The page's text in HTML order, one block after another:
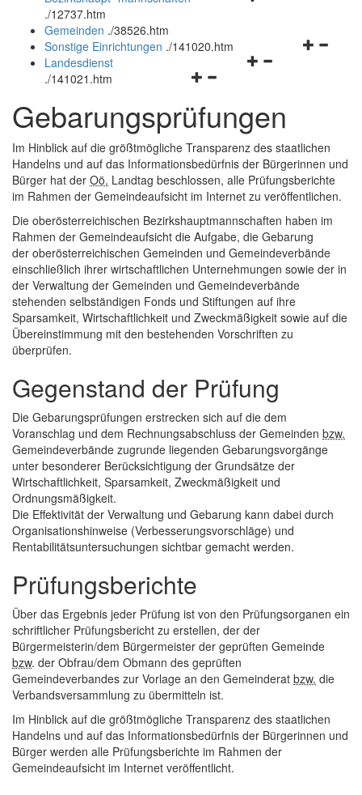
./12737.htm
Gemeinden ./38526.htm
Navigationsmenü
schließen
Sonstige Einrichtungen ./141020.htm
Navigationsmenü
und
schließen
Landesdienst
./141021.htm
Gebarungsprüfungen
Im Hinblick auf die größtmögliche Transparenz des staatlichen
Handelns und auf das Informationsbedürfnis der Bürgerinnen und
Bürger hat der Oö. Landtag beschlossen, alle Prüfungsberichte
im Rahmen der Gemeindeaufsicht im Internet zu veröffentlichen.
Die oberösterreichischen Bezirkshauptmannschaften haben im
Rahmen der Gemeindeaufsicht die Aufgabe, die Gebarung
der oberösterreichischen Gemeinden und Gemeindeverbände
einschließlich ihrer wirtschaftlichen Unternehmungen sowie der in
der Verwaltung der Gemeinden und Gemeindeverbände
stehenden selbständigen Fonds und Stiftungen auf ihre
Sparsamkeit, Wirtschaftlichkeit und Zweckmäßigkeit sowie auf die
Übereinstimmung mit den bestehenden Vorschriften zu
überprüfen.
Gegenstand der Prüfung
Die Gebarungsprüfungen erstrecken sich auf die dem
Voranschlag und dem Rechnungsabschluss der Gemeinden bzw.
Gemeindeverbände zugrunde liegenden Gebarungsvorgänge
unter besonderer Berücksichtigung der Grundsätze der
Wirtschaftlichkeit, Sparsamkeit, Zweckmäßigkeit und
Ordnungsmäßigkeit.
Die Effektivität der Verwaltung und Gebarung kann dabei durch
Organisationshinweise (Verbesserungsvorschläge) und
Rentabilitätsuntersuchungen sichtbar gemacht werden.
Prüfungsberichte
Über das Ergebnis jeder Prüfung ist von den Prüfungsorganen ein
schriftlicher Prüfungsbericht zu erstellen, der der
Bürgermeisterin/dem Bürgermeister der geprüften Gemeinde
bzw. der Obfrau/dem Obmann des geprüften
Gemeindeverbandes zur Vorlage an den Gemeinderat bzw. die
Verbandsversammlung zu übermitteln ist.
Im Hinblick auf die größtmögliche Transparenz des staatlichen
Handelns und auf das Informationsbedürfnis der Bürgerinnen und
Bürger werden alle Prüfungsberichte im Rahmen der
Gemeindeaufsicht im Internet veröffentlicht.